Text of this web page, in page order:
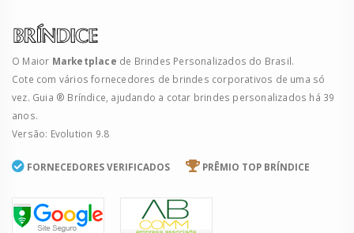
O Maior Marketplace de Brindes Personalizados do Brasil.
Cote com vários fornecedores de brindes corporativos de uma só
vez. Guia ® Bríndice, ajudando a cotar brindes personalizados há 39
anos.
Versão: Evolution 9.8
FORNECEDORES VERIFICADOS PRÊMIO TOP BRÍNDICE